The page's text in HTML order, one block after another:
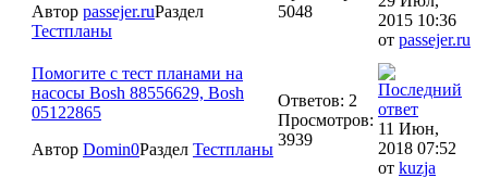
Автор passejer.ruРаздел
Тестпланы
5048
2015 10:36
от passejer.ru
Помогите с тест планами на
насосы Bosh 88556629, Bosh
05122865
Автор Domin0Раздел Тестпланы
Ответов: 2
Просмотров:
3939
11 Июн,
2018 07:52
от kuzja